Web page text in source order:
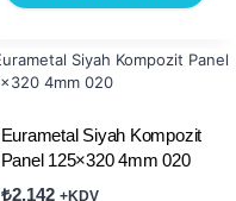
Eurametal Siyah Kompozit
Panel 125×320 4mm 020
₺2.142 +KDV